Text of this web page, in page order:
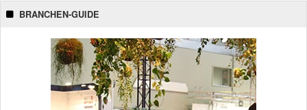
BRANCHEN-GUIDE